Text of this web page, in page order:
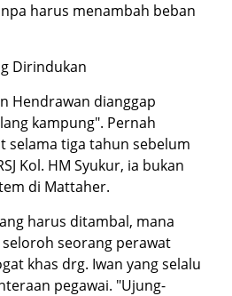
harus menambah beban
Dirindukan
Hendrawan dianggap
kampung". Pernah
selama tiga tahun sebelum
Kol. HM Syukur, ia bukan
di Mattaher.
harus ditambal, mana
seorang perawat
khas drg. Iwan yang selalu
pegawai. "Ujung-